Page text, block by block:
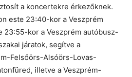
a koncertekre érkezőknek.
este 23:40-kor a Veszprém
23:55-kor a Veszprém autóbusz-
járatok, segítve a
Felsőörs-Alsóörs-Lovas-
illetve a Veszprém-